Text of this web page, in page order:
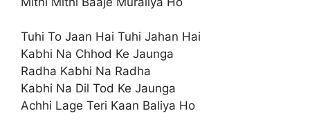
Tuhi To Jaan Hai Tuhi Jahan Hai
Kabhi Na Chhod Ke Jaunga
Radha Kabhi Na Radha
Kabhi Na Dil Tod Ke Jaunga
Achhi Lage Teri Kaan Baliya Ho